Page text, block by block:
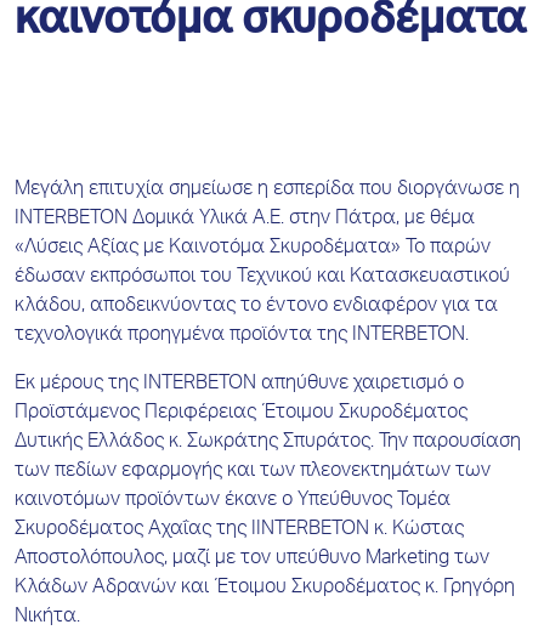
καινοτόμα σκυροδέματα
Μεγάλη επιτυχία σημείωσε η εσπερίδα που διοργάνωσε η
INTERBETON Δομικά Υλικά Α.Ε. στην Πάτρα, με θέμα
«Λύσεις Αξίας με Καινοτόμα Σκυροδέματα» Το παρών
έδωσαν εκπρόσωποι του Τεχνικού και Κατασκευαστικού
κλάδου, αποδεικνύοντας το έντονο ενδιαφέρον για τα
τεχνολογικά προηγμένα προϊόντα της INTERBETON.
Εκ μέρους της INTERBETON απηύθυνε χαιρετισμό ο
Προϊστάμενος Περιφέρειας Έτοιμου Σκυροδέματος
Δυτικής Ελλάδος κ. Σωκράτης Σπυράτος. Την παρουσίαση
των πεδίων εφαρμογής και των πλεονεκτημάτων των
καινοτόμων προϊόντων έκανε ο Υπεύθυνος Τομέα
Σκυροδέματος Αχαΐας της ΙINTERBETON κ. Κώστας
Αποστολόπουλος, μαζί με τον υπεύθυνο Marketing των
Κλάδων Αδρανών και Έτοιμου Σκυροδέματος κ. Γρηγόρη
Νικήτα.